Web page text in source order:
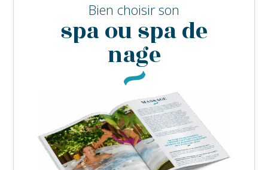
Bien choisir son
spa ou spa de
nage